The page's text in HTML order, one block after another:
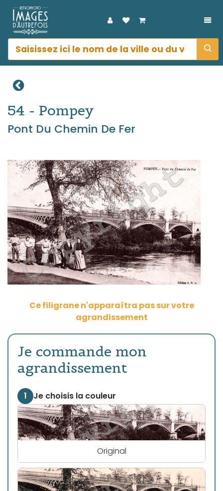
54 - Pompey
Pont Du Chemin De Fer
Ce filigrane n'apparaîtra pas sur votre
agrandissement
Je commande mon
agrandissement
1 Je choisis la couleur
Original